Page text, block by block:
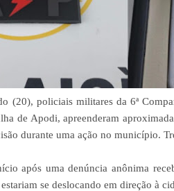
(20), policiais militares da 6ª
de Apodi, apreenderam
durante uma ação no município.
após uma denúncia anônima
se deslocando em direção à